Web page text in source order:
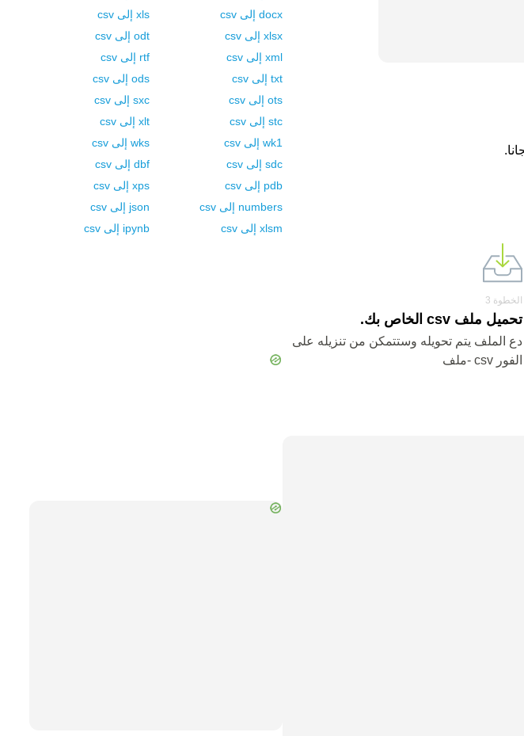
الخطوة 3
تحميل ملف csv الخاص بك.
دع الملف يتم تحويله وستتمكن من تنزيله على
الفور csv -ملف
docx إلى csv
xls إلى csv
xlsx إلى csv
odt إلى csv
xml إلى csv
rtf إلى csv
txt إلى csv
ods إلى csv
ots إلى csv
sxc إلى csv
stc إلى csv
xlt إلى csv
wk1 إلى csv
wks إلى csv
sdc إلى csv
dbf إلى csv
pdb إلى csv
xps إلى csv
numbers إلى csv
json إلى csv
xlsm إلى csv
ipynb إلى csv